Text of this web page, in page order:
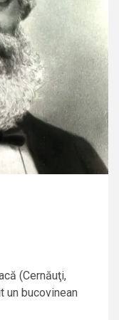
(Cernăuţi,
un bucovinean